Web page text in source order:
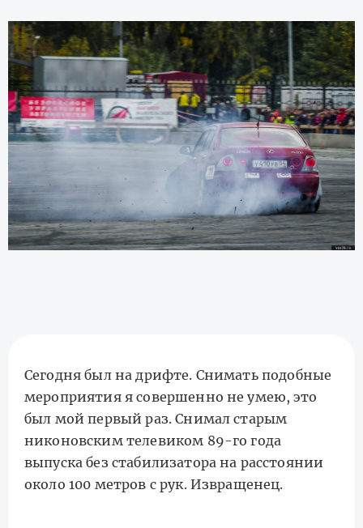
Сегодня был на дрифте. Снимать подобные
мероприятия я совершенно не умею, это
был мой первый раз. Снимал старым
никоновским телевиком 89-го года
выпуска без стабилизатора на расстоянии
около 100 метров с рук. Извращенец.